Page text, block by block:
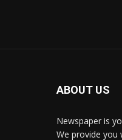
ABOUT US
Newspaper is
We provide you